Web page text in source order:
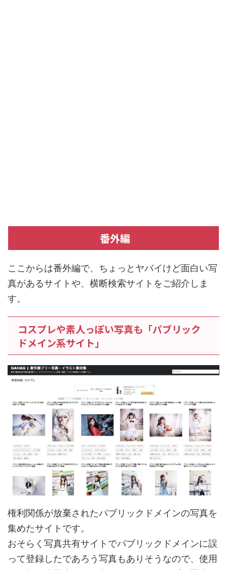
番外編
ここからは番外編で、ちょっとヤバイけど面白い写
真があるサイトや、横断検索サイトをご紹介しま
す。
コスプレや素人っぽい写真も「パブリック
ドメイン系サイト」
権利関係が放棄されたパブリックドメインの写真を
集めたサイトです。
おそらく写真共有サイトでパブリックドメインに誤
って登録したであろう写真もありそうなので、使用